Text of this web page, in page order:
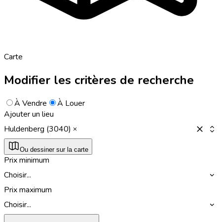
Carte
Modifier les critères de recherche
À Vendre
À Louer
Ajouter un lieu
Huldenberg (3040)
Ou dessiner sur la carte
Prix minimum
Choisir...
Prix maximum
Choisir...